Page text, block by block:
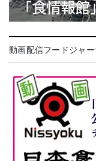
動画配信フードジャ